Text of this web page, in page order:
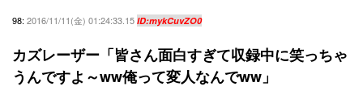
98: 2016/11/11(金) 01:24:33.15 ID:mykCuvZO0
カズレーザー「皆さん面白すぎて収録中に笑っちゃ
うんですよ～ww俺って変人なんでww」